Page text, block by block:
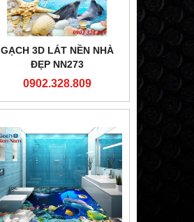
GẠCH 3D LÁT NỀN NHÀ
ĐẸP NN273
0902.328.809